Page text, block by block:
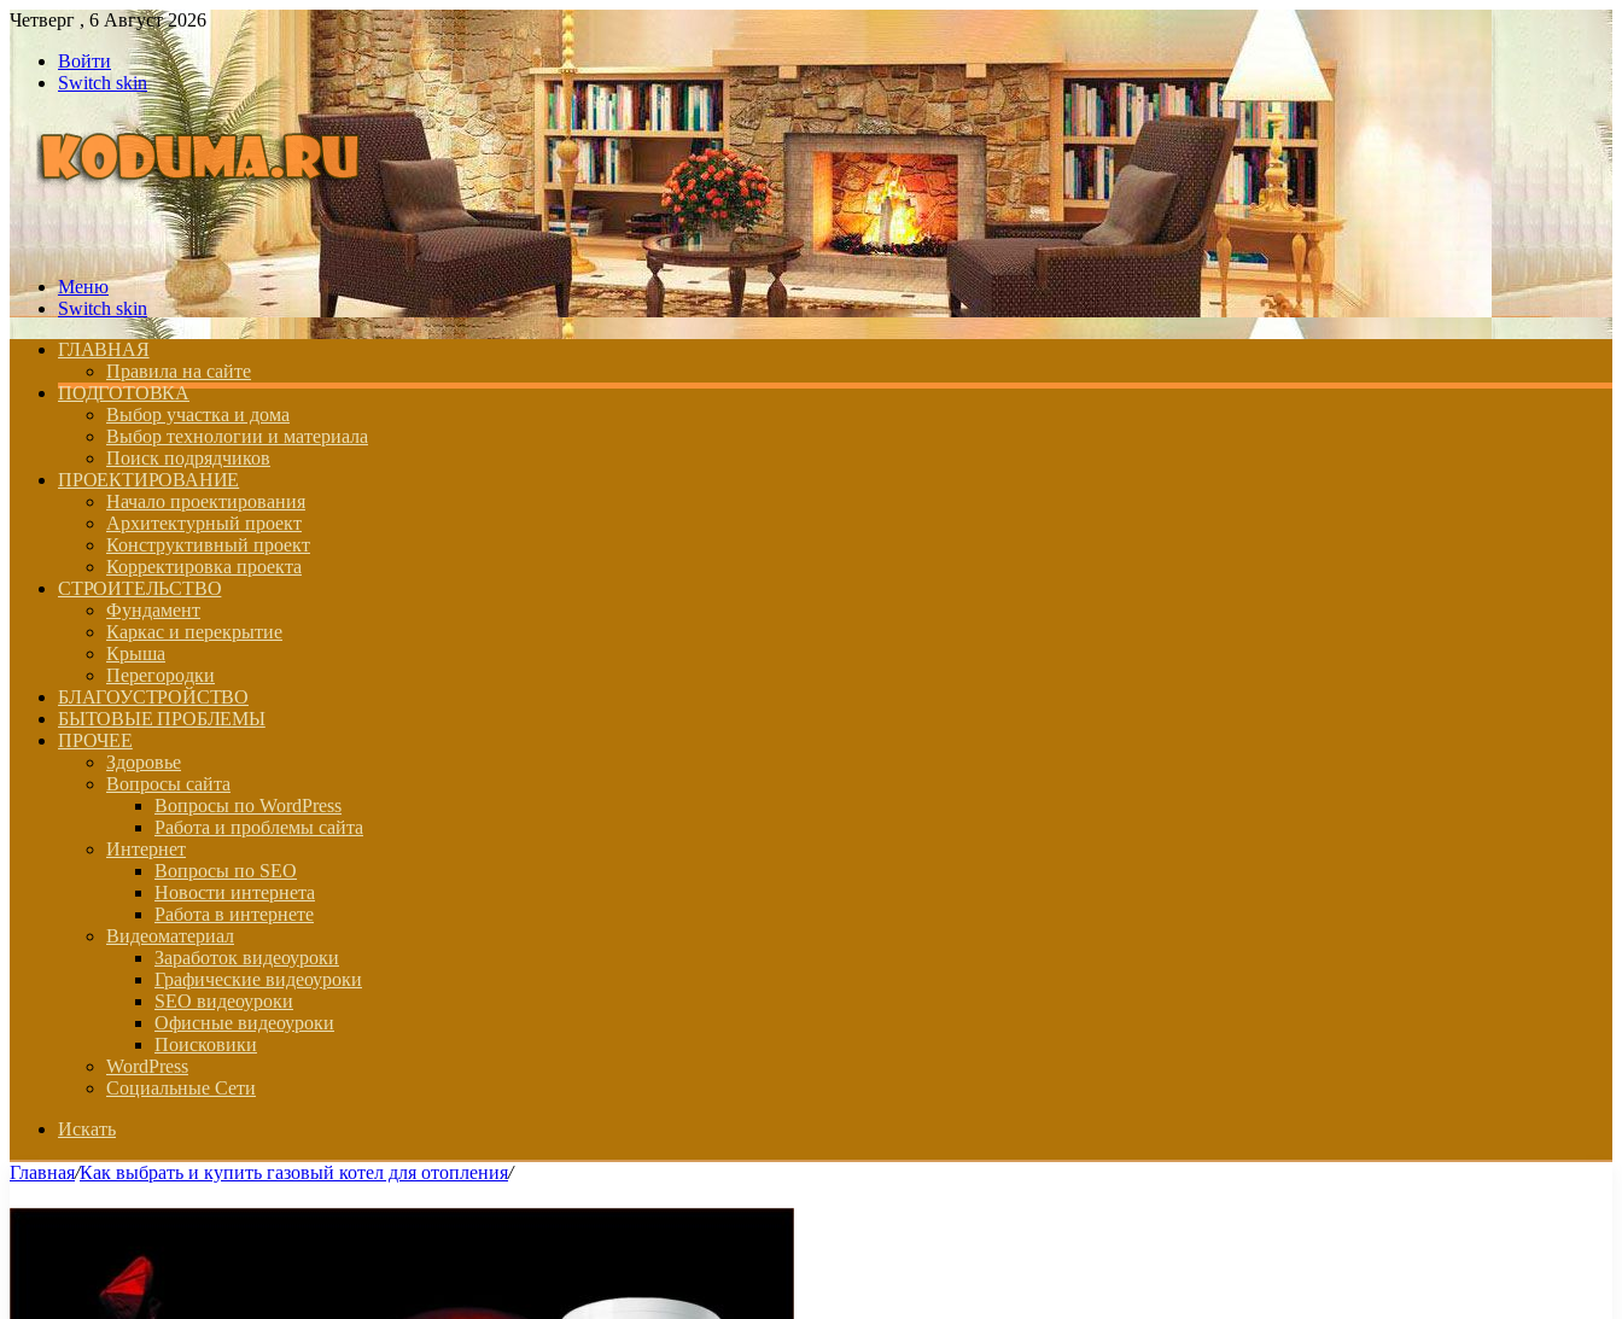
Четверг , 6 Август 2026
Войти
Switch skin
Меню
Switch skin
ГЛАВНАЯ
Правила на сайте
ПОДГОТОВКА
Выбор участка и дома
Выбор технологии и материала
Поиск подрядчиков
ПРОЕКТИРОВАНИЕ
Начало проектирования
Архитектурный проект
Конструктивный проект
Корректировка проекта
СТРОИТЕЛЬСТВО
Фундамент
Каркас и перекрытие
Крыша
Перегородки
БЛАГОУСТРОЙСТВО
БЫТОВЫЕ ПРОБЛЕМЫ
ПРОЧЕЕ
Здоровье
Вопросы сайта
Вопросы по WordPress
Работа и проблемы сайта
Интернет
Вопросы по SEO
Новости интернета
Работа в интернете
Видеоматериал
Заработок видеоуроки
Графические видеоуроки
SEO видеоуроки
Офисные видеоуроки
Поисковики
WordPress
Социальные Сети
Искать
Главная/Как выбрать и купить газовый котел для отопления/